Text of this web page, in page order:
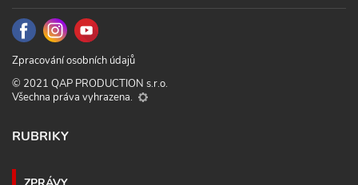
Zpracování osobních údajů
© 2021 QAP PRODUCTION s.r.o.
Všechna práva vyhrazena.
RUBRIKY